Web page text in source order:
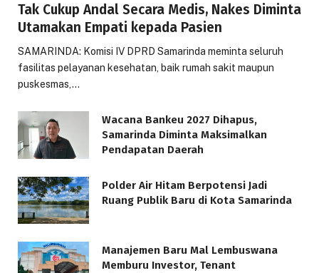
Tak Cukup Andal Secara Medis, Nakes Diminta
Utamakan Empati kepada Pasien
SAMARINDA: Komisi IV DPRD Samarinda meminta seluruh
fasilitas pelayanan kesehatan, baik rumah sakit maupun
puskesmas,…
Wacana Bankeu 2027 Dihapus,
Samarinda Diminta Maksimalkan
Pendapatan Daerah
Polder Air Hitam Berpotensi Jadi
Ruang Publik Baru di Kota Samarinda
Manajemen Baru Mal Lembuswana
Memburu Investor, Tenant